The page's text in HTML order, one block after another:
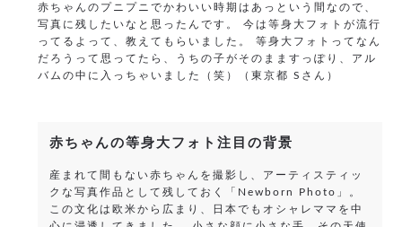
赤ちゃんのプニプニでかわいい時期はあっという間なので、
写真に残したいなと思ったんです。
今は等身大フォトが流行
ってるよって、教えてもらいました。等身大フォトってなん
だろうって思ってたら、うちの子がそのまますっぽり、アル
バムの中に入っちゃいました（笑）（東京都 Sさん）
赤ちゃんの等身大フォト注目の背景
産まれて間もない赤ちゃんを撮影し、アーティスティッ
クな写真作品として残しておく「Newborn Photo」。
この文化は欧米から広まり、日本でもオシャレママを中